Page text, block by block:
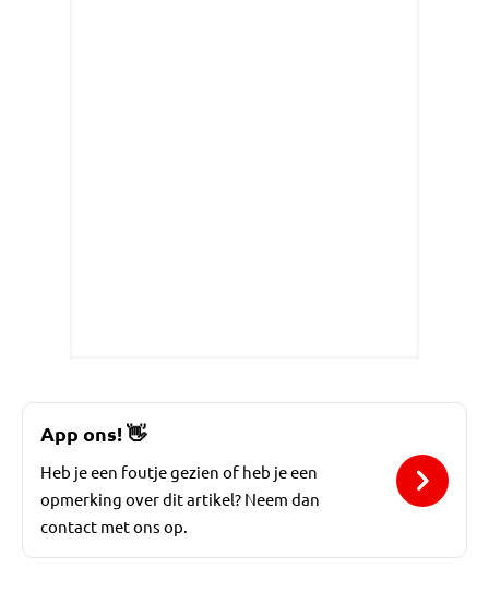
App ons!👋
Heb je een foutje gezien of heb je een
opmerking over dit artikel? Neem dan
contact met ons op.